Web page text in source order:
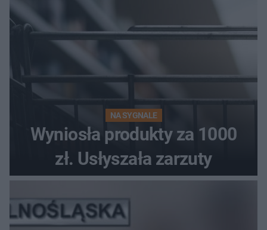
NA SYGNALE
Wyniosła produkty za 1000
zł. Usłyszała zarzuty